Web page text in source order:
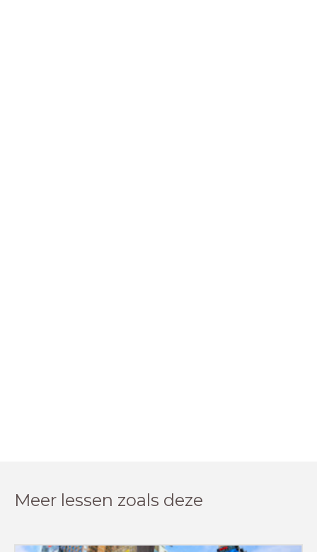
Meer lessen zoals deze